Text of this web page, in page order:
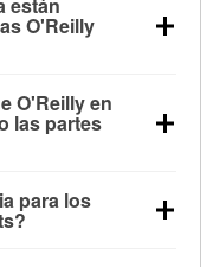
O'Reilly
alternador y
“Check Engine”
de
disponibles en
La tienda
O'Reilly en
las partes
en la
hayas
para los